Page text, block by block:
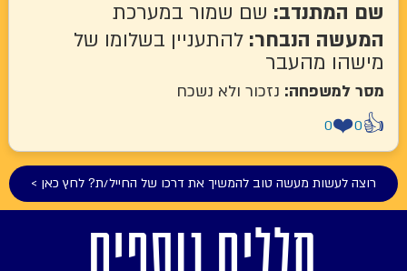
שם המתנדב: שם שמור במערכת
המעשה הנבחר: להתעניין בשלומו של
מישהו מהעבר
מסר למשפחה: נזכור ולא נשכח
👍
0
❤️
0
רוצה לעשות מעשה טוב להמשיך את דרכו של החייל/ת? לחץ כאן >